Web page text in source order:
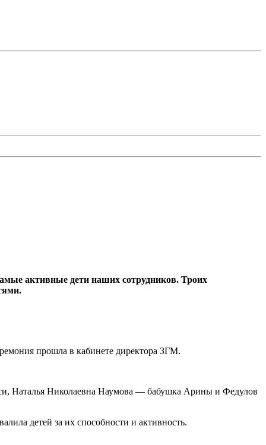
активные дети наших сотрудников. Троих
прошла в кабинете директора ЗГМ.
Наталья Николаевна Наумова — бабушка Арины и Федулов
детей за их способности и активность.